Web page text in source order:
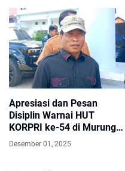
Apresiasi dan Pesan
Disiplin Warnai HUT
KORPRI ke-54 di Murung
Raya
Desember 01, 2025